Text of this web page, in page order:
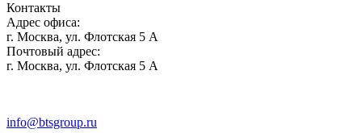
Контакты
Адрес офиса:
г. Москва, ул. Флотская 5 А
Почтовый адрес:
г. Москва, ул. Флотская 5 А
info@btsgroup.ru